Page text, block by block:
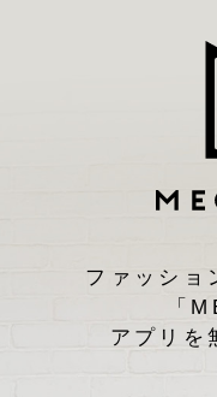
ファッショ
「
アプリを